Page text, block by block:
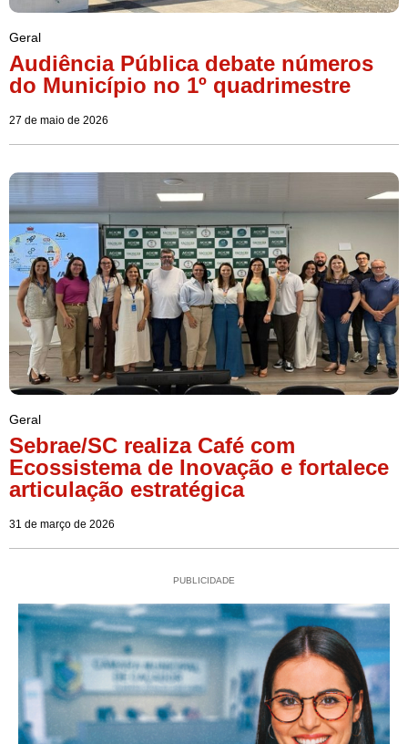
Geral
Audiência Pública debate números
do Município no 1º quadrimestre
27 de maio de 2026
Geral
Sebrae/SC realiza Café com
Ecossistema de Inovação e fortalece
articulação estratégica
31 de março de 2026
PUBLICIDADE